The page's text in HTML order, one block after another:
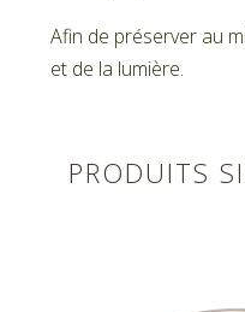
Afin de préserver au
et de la lumière.
PRODUITS